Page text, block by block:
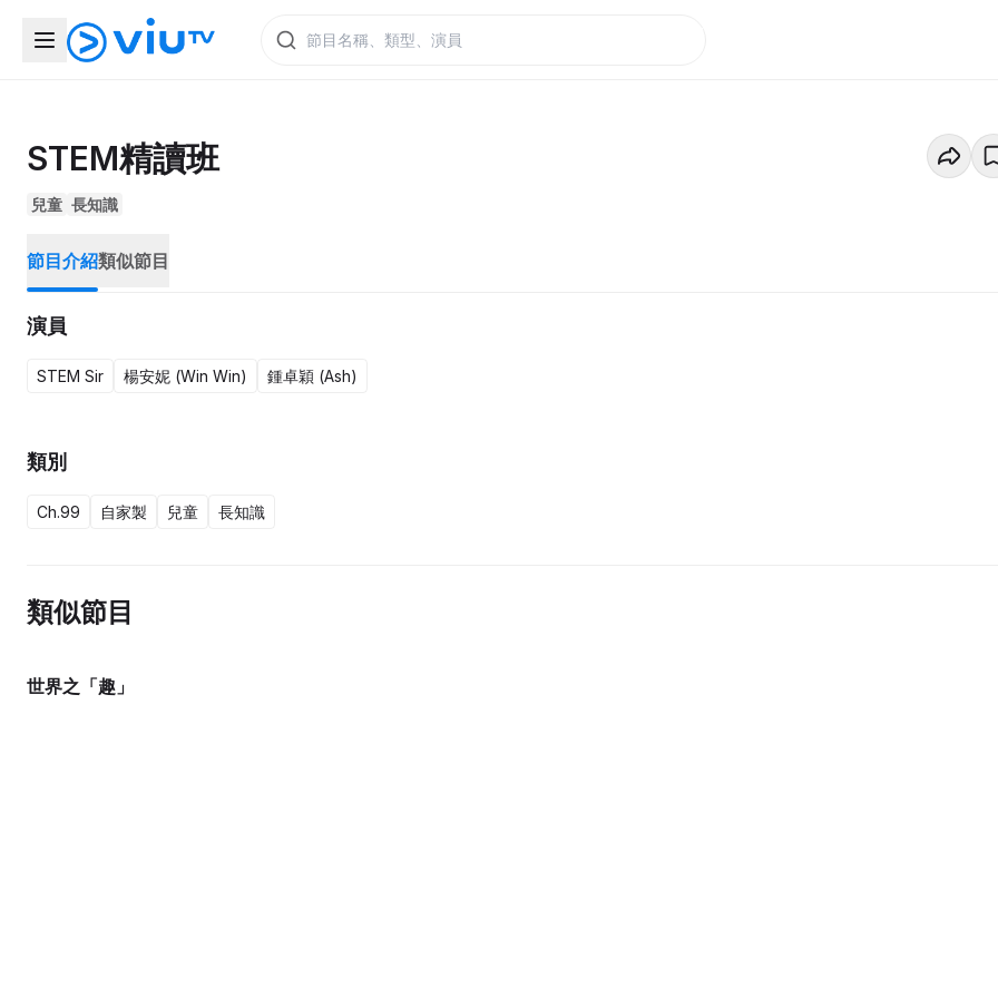
STEM精讀班
兒童 長知識
節目介紹類似節目
演員
STEM Sir 楊安妮 (Win Win) 鍾卓穎 (Ash)
類別
Ch.99 自家製 兒童 長知識
類似節目
世界之「趣」